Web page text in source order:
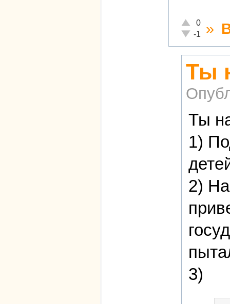
Отлично!
0
Неадекватно!
-1 »
Ты
Ты
1)
2)
3)